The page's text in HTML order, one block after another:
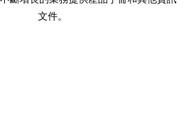
文件。